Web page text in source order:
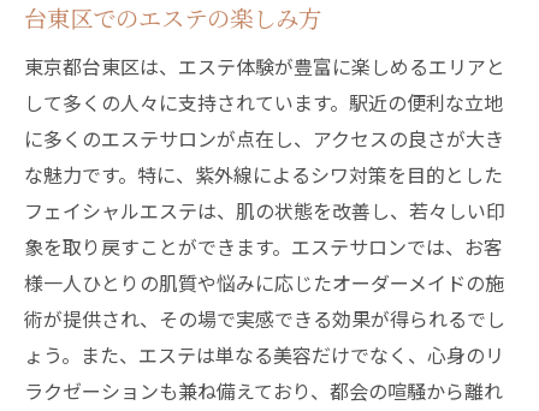
台東区でのエステの楽しみ方
東京都台東区は、エステ体験が豊富に楽しめるエリアと
して多くの人々に支持されています。駅近の便利な立地
に多くのエステサロンが点在し、アクセスの良さが大き
な魅力です。特に、紫外線によるシワ対策を目的とした
フェイシャルエステは、肌の状態を改善し、若々しい印
象を取り戻すことができます。エステサロンでは、お客
様一人ひとりの肌質や悩みに応じたオーダーメイドの施
術が提供され、その場で実感できる効果が得られるでし
ょう。また、エステは単なる美容だけでなく、心身のリ
ラクゼーションも兼ね備えており、都会の喧騒から離れ